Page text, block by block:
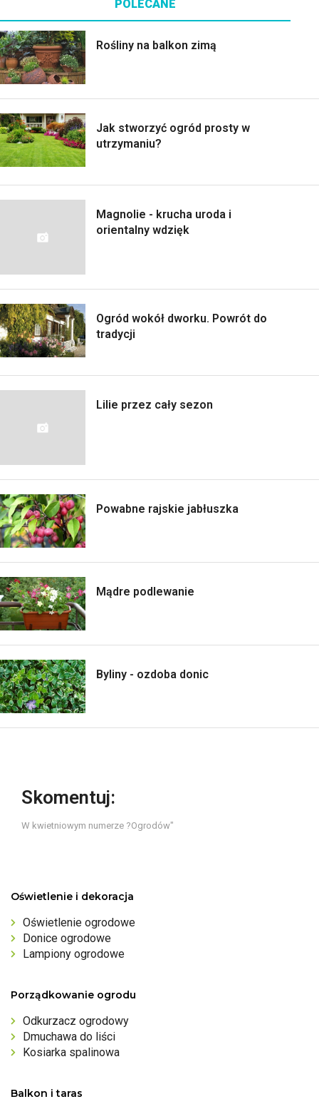
POLECANE
Rośliny na balkon zimą
Jak stworzyć ogród prosty w
utrzymaniu?
Magnolie - krucha uroda i
orientalny wdzięk
Ogród wokół dworku. Powrót do
tradycji
Lilie przez cały sezon
Powabne rajskie jabłuszka
Mądre podlewanie
Byliny - ozdoba donic
Skomentuj:
W kwietniowym numerze ?Ogrodów"
Oświetlenie i dekoracja
Oświetlenie ogrodowe
Donice ogrodowe
Lampiony ogrodowe
Porządkowanie ogrodu
Odkurzacz ogrodowy
Dmuchawa do liści
Kosiarka spalinowa
Balkon i taras